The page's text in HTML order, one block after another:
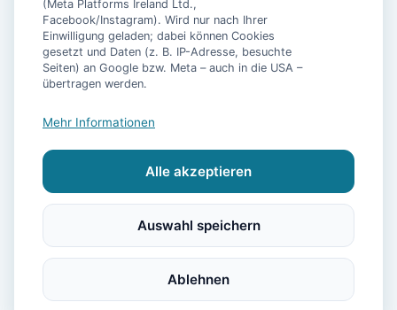
📷32Bilder
(Meta Platforms Ireland Ltd.,
Facebook/Instagram). Wird nur nach Ihrer
Einwilligung geladen; dabei können Cookies
gesetzt und Daten (z. B. IP-Adresse, besuchte
Seiten) an Google bzw. Meta – auch in die USA –
übertragen werden.
Mehr Informationen
Alle akzeptieren
Auswahl speichern
Ablehnen